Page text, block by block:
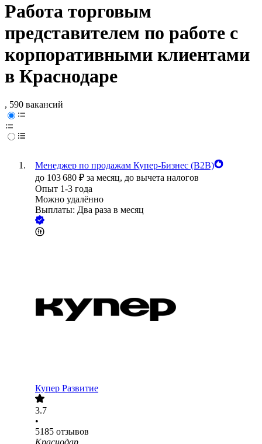
Работа торговым
представителем по работе с
корпоративными клиентами
в Краснодаре
, 590 вакансий
Менеджер по продажам Купер-Бизнес (B2B)
до 103 680 ₽ за месяц, до вычета налогов
Опыт 1-3 года
Можно удалённо
Выплаты: Два раза в месяц
Купер Развитие
3.7
•
5185 отзывов